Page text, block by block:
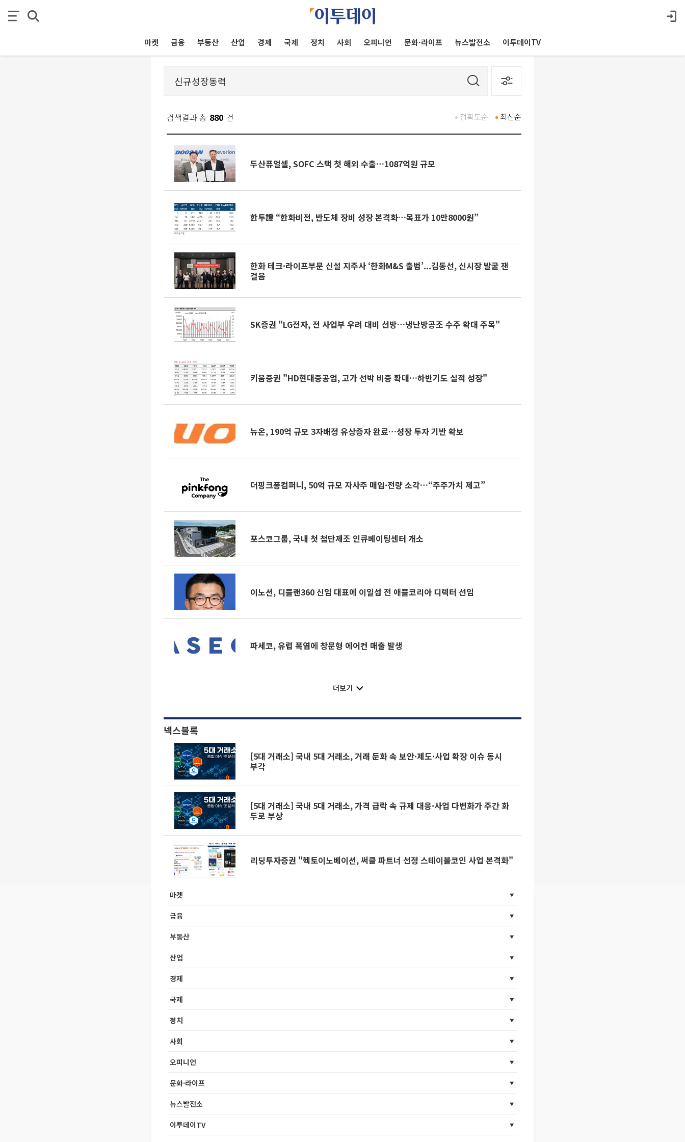
마켓 금융 부동산 산업 경제 국제 정치 사회 오피니언 문화·라이프 뉴스발전소 이투데이TV
검색결과 총 880 건 최신순
정확도순
두산퓨얼셀, SOFC 스택 첫 해외 수출…1087억원 규모
한투證 “한화비전, 반도체 장비 성장 본격화…목표가 10만8000원”
한화 테크·라이프부문 신설 지주사 ‘한화M&S 출범’...김동선, 신시장 발굴 잰
걸음
SK증권 "LG전자, 전 사업부 우려 대비 선방…냉난방공조 수주 확대 주목"
키움증권 "HD현대중공업, 고가 선박 비중 확대…하반기도 실적 성장"
뉴온, 190억 규모 3자배정 유상증자 완료…성장 투자 기반 확보
더핑크퐁컴퍼니, 50억 규모 자사주 매입·전량 소각…“주주가치 제고”
포스코그룹, 국내 첫 첨단제조 인큐베이팅센터 개소
이노션, 디플랜360 신임 대표에 이일섭 전 애플코리아 디렉터 선임
파세코, 유럽 폭염에 창문형 에어컨 매출 발생
더보기
넥스블록
[5대 거래소] 국내 5대 거래소, 거래 둔화 속 보안·제도·사업 확장 이슈 동시
부각
[5대 거래소] 국내 5대 거래소, 가격 급락 속 규제 대응·사업 다변화가 주간 화
두로 부상
리딩투자증권 "헥토이노베이션, 써클 파트너 선정 스테이블코인 사업 본격화"
마켓
금융
부동산
산업
경제
국제
정치
사회
오피니언
문화·라이프
뉴스발전소
이투데이TV